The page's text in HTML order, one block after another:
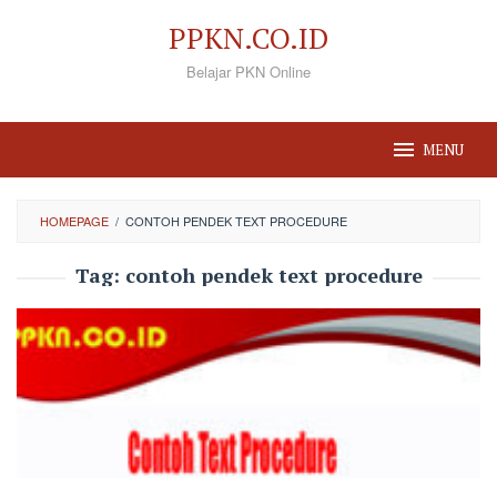
PPKN.CO.ID
Belajar PKN Online
MENU
HOMEPAGE / CONTOH PENDEK TEXT PROCEDURE
Tag: contoh pendek text procedure